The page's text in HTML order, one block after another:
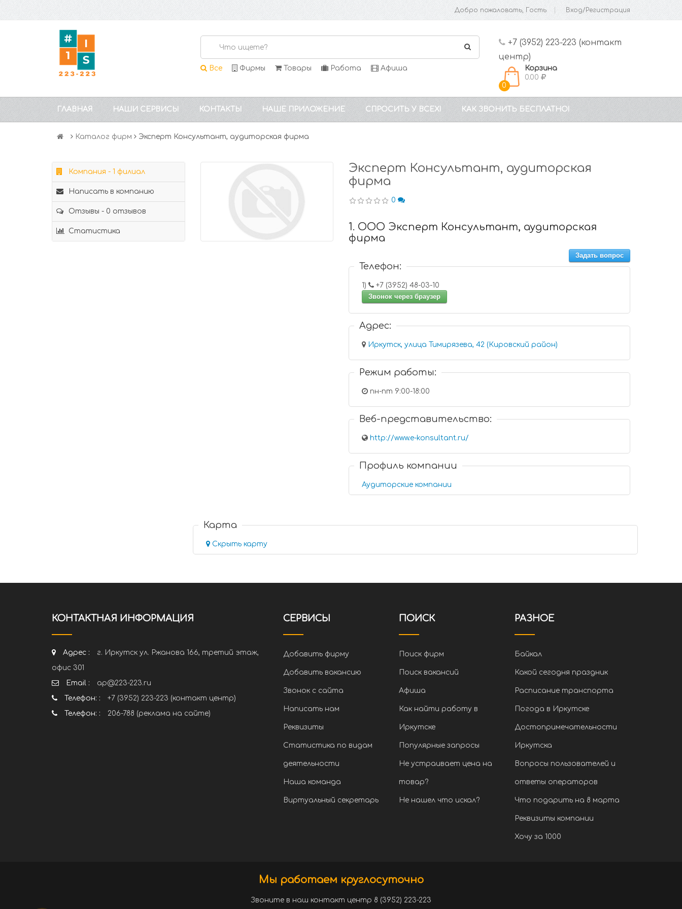
Добро пожаловать, Гость Вход/Регистрация
Все Фирмы Товары Работа Афиша
+7 (3952) 223-223 (контакт
центр)
0
Корзина
0.00
ГЛАВНАЯ НАШИ СЕРВИСЫ КОНТАКТЫ НАШЕ ПРИЛОЖЕНИЕ СПРОСИТЬ У ВСЕХ! КАК ЗВОНИТЬ БЕСПЛАТНО!
Каталог фирм Эксперт Консультант, аудиторская фирма
Компания - 1 филиал
Написать в компанию
Отзывы - 0 отзывов
Статистика
Эксперт Консультант, аудиторская
фирма
0
1. ООО Эксперт Консультант, аудиторская
фирма
Задать вопрос
Телефон:
1)
+7 (3952) 48-03-10
Звонок через браузер
Адрес:
Иркутск, улица Тимирязева, 42 (Кировский район)
Режим работы:
пн-пт 9:00-18:00
Веб-представительство:
http://www.e-konsultant.ru/
Профиль компании
Аудиторские компании
Карта
Скрыть карту
КОНТАКТНАЯ ИНФОРМАЦИЯ
Адрес :
г. Иркутск ул. Ржанова 166, третий этаж,
офис 301
Email :
ap@223-223.ru
Телефон: :
+7 (3952) 223-223 (контакт центр)
Телефон: :
206-788 (реклама на сайте)
СЕРВИСЫ
Добавить фирму
Добавить вакансию
Звонок с сайта
Написать нам
Реквизиты
Статистика по видам
деятельности
Наша команда
Виртуальный секретарь
ПОИСК
Поиск фирм
Поиск вакансий
Афиша
Как найти работу в
Иркутске
Популярные запросы
Не устраивает цена на
товар?
Не нашел что искал?
РАЗНОЕ
Байкал
Какой сегодня праздник
Расписание транспорта
Погода в Иркутске
Достопримечательности
Иркутска
Вопросы пользователей и
ответы операторов
Что подарить на 8 марта
Реквизиты компании
Хочу за 1000
Мы работаем круглосуточно
Звоните в наш контакт центр 8 (3952) 223-223